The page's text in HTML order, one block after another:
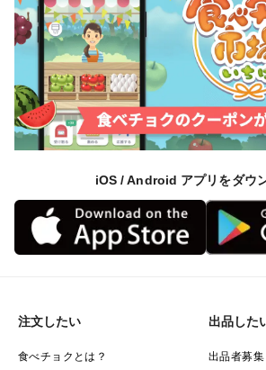
iOS / Android アプリをダウ
注文したい
食べチョクとは？
出品した
出品者募集